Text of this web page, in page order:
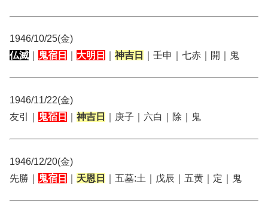
1946/10/25(金)
仏滅
鬼宿日 大明日 神吉日 ｜壬申｜七赤｜開｜鬼
1946/11/22(金)
友引｜
鬼宿日 神吉日 ｜庚子｜六白｜除｜鬼
1946/12/20(金)
先勝｜
鬼宿日 天恩日 ｜五墓:土｜戊辰｜五黄｜定｜鬼